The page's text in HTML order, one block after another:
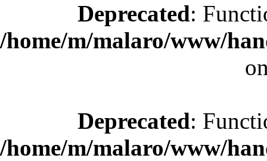
Deprecated:
/home/m/malaro/www/
Deprecated:
/home/m/malaro/www/